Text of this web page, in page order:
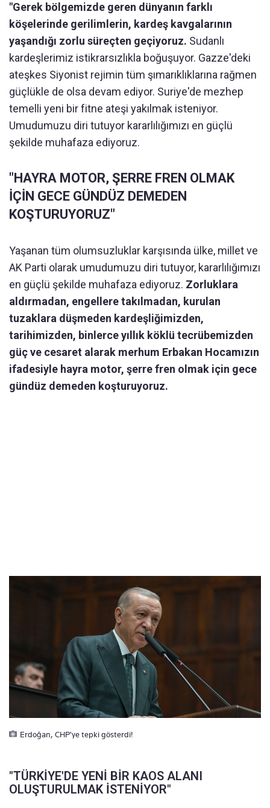
"Gerek bölgemizde geren dünyanın farklı
köşelerinde gerilimlerin, kardeş kavgalarının
yaşandığı zorlu süreçten geçiyoruz. Sudanlı
kardeşlerimiz istikrarsızlıkla boğuşuyor. Gazze'deki
ateşkes Siyonist rejimin tüm şımarıklıklarına rağmen
güçlükle de olsa devam ediyor. Suriye'de mezhep
temelli yeni bir fitne ateşi yakılmak isteniyor.
Umudumuzu diri tutuyor kararlılığımızı en güçlü
şekilde muhafaza ediyoruz.
"HAYRA MOTOR, ŞERRE FREN OLMAK
İÇİN GECE GÜNDÜZ DEMEDEN
KOŞTURUYORUZ"
Yaşanan tüm olumsuzluklar karşısında ülke, millet ve
AK Parti olarak umudumuzu diri tutuyor, kararlılığımızı
en güçlü şekilde muhafaza ediyoruz. Zorluklara
aldırmadan, engellere takılmadan, kurulan
tuzaklara düşmeden kardeşliğimizden,
tarihimizden, binlerce yıllık köklü tecrübemizden
güç ve cesaret alarak merhum Erbakan Hocamızın
ifadesiyle hayra motor, şerre fren olmak için gece
gündüz demeden koşturuyoruz.
Erdoğan, CHP'ye tepki gösterdi!
"TÜRKİYE'DE YENİ BİR KAOS ALANI
OLUŞTURULMAK İSTENİYOR"